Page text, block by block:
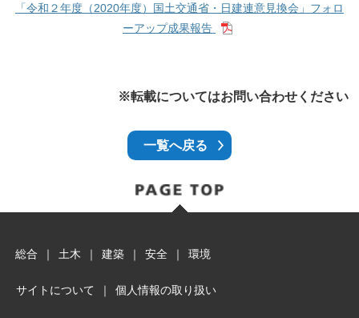
「令和２年度（2020年度）国土交通省・日建連意見換会」フォロ
ーアップ成果報告
※転載についてはお問い合わせください
一覧へ戻る
総合 ｜ 土木 ｜ 建築 ｜ 安全 ｜ 環境
サイトについて ｜ 個人情報の取り扱い